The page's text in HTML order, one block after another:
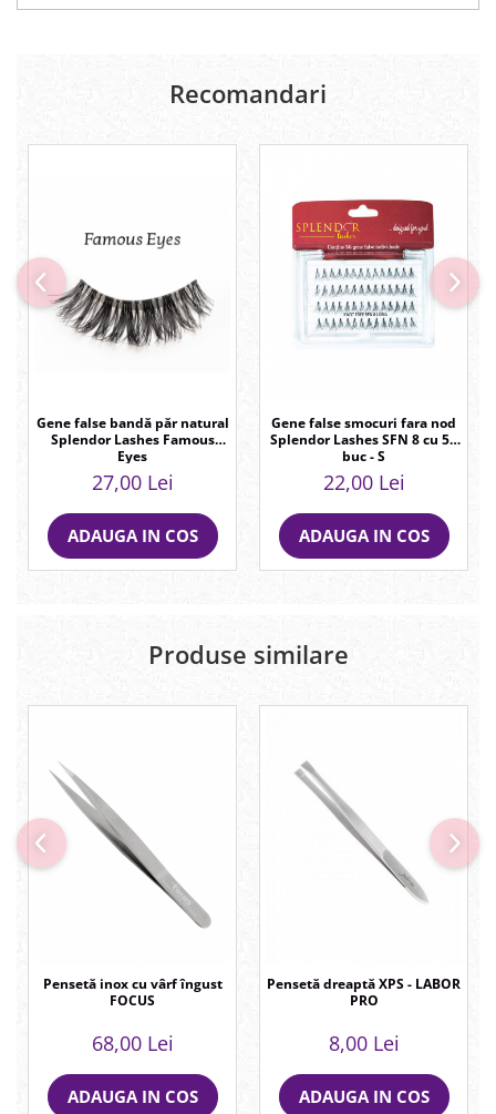
Recomandari
Gene false bandă păr natural
Splendor Lashes Famous
Eyes
27,00 Lei
ADAUGA IN COS
Gene false smocuri fara nod
Splendor Lashes SFN 8 cu 54
buc - S
22,00 Lei
ADAUGA IN COS
Produse similare
Pensetă inox cu vârf îngust
FOCUS
68,00 Lei
ADAUGA IN COS
Pensetă dreaptă XPS - LABOR
PRO
8,00 Lei
ADAUGA IN COS